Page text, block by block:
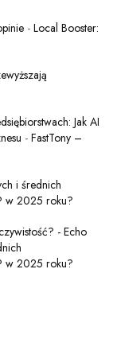
- Local Booster:
Jak AI
- FastTony –
i średnich
w 2025 roku?
- Echo
w 2025 roku?